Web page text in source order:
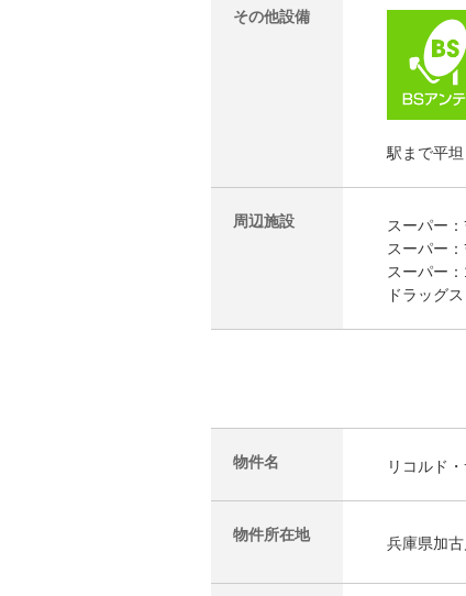
その他設備
駅まで平
周辺施設
スーパー
スーパー
スーパー
ドラッグ
物件名 リコルド
物件所在地 兵庫県加